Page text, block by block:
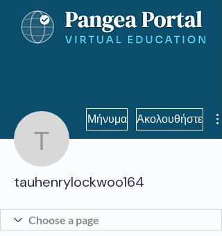
Μήνυμα Ακολουθήστε
tauhenrylockwoo164